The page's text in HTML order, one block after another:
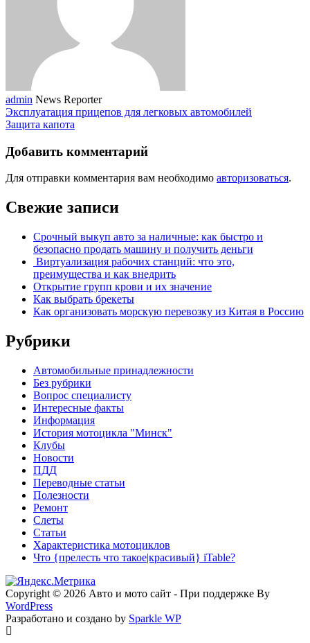
admin News Reporter
Эксплуатация прицепов для легковых автомобилей
Защита капота
Добавить комментарий
Для отправки комментария вам необходимо авторизоваться.
Свежие записи
Срочный выкуп авто за наличные: как быстро и
безопасно продать машину и получить деньги
Виртуализация рабочих станций: что это,
преимущества и как внедрить
Открытие групп крови и их значение
Как выбрать брекеты
Как организовать морскую перевозку из Китая в Россию
Рубрики
Автомобильные принадлежности
Без рубрики
Вопрос специалисту
Интересные факты
Информация
История мотоцикла "Минск"
Клубы
Новости
ПДД
Переводные статьи
Полезности
Ремонт
Слеты
Статьи
Характеристика мотоциклов
Что {прелесть что такое|красивый} iTable?
Copyright © 2026 Авто и мото сайт - При поддержке By
WordPress
Разработано и создано by Sparkle WP